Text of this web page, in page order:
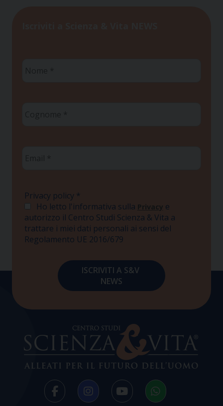
Privacy policy *
Ho letto l'informativa sulla Privacy e
autorizzo il Centro Studi Scienza & Vita a
trattare i miei dati personali ai sensi del
Regolamento UE 2016/679